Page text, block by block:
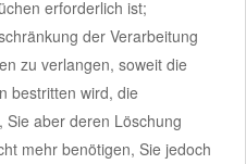
erforderlich ist;
der Verarbeitung
zu verlangen, soweit die
bestritten wird, die
aber deren Löschung
mehr benötigen, Sie jedoch